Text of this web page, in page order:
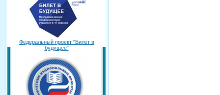
Федеральный проект "Билет в
будущее"